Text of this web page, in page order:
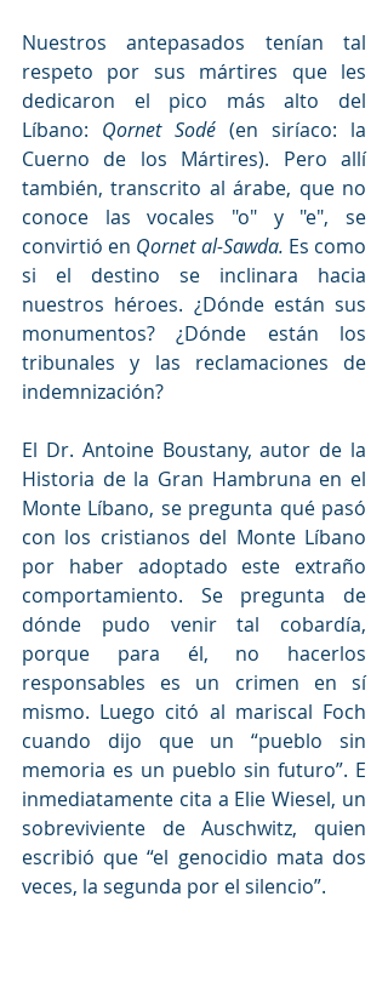
Nuestros antepasados tenían tal
respeto por sus mártires que les
dedicaron el pico más alto del
Líbano: Qornet Sodé (en siríaco: la
Cuerno de los Mártires). Pero allí
también, transcrito al árabe, que no
conoce las vocales "o" y "e", se
convirtió en Qornet al-Sawda. Es como
si el destino se inclinara hacia
nuestros héroes. ¿Dónde están sus
monumentos? ¿Dónde están los
tribunales y las reclamaciones de
indemnización?
El Dr. Antoine Boustany, autor de la
Historia de la Gran Hambruna en el
Monte Líbano, se pregunta qué pasó
con los cristianos del Monte Líbano
por haber adoptado este extraño
comportamiento. Se pregunta de
dónde pudo venir tal cobardía,
porque para él, no hacerlos
responsables es un crimen en sí
mismo. Luego citó al mariscal Foch
cuando dijo que un “pueblo sin
memoria es un pueblo sin futuro”. E
inmediatamente cita a Elie Wiesel, un
sobreviviente de Auschwitz, quien
escribió que “el genocidio mata dos
veces, la segunda por el silencio”.